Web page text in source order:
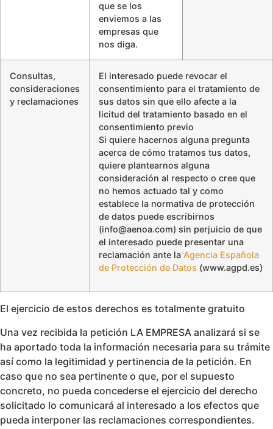
que se los
enviemos a las
empresas que
nos diga.
Consultas,
consideraciones
y reclamaciones
El interesado puede revocar el
consentimiento para el tratamiento de
sus datos sin que ello afecte a la
licitud del tratamiento basado en el
consentimiento previo
Si quiere hacernos alguna pregunta
acerca de cómo tratamos tus datos,
quiere plantearnos alguna
consideración al respecto o cree que
no hemos actuado tal y como
establece la normativa de protección
de datos puede escribirnos
(info@aenoa.com) sin perjuicio de que
el interesado puede presentar una
reclamación ante la Agencia Española
de Protección de Datos (www.agpd.es)
El ejercicio de estos derechos es totalmente gratuito
Una vez recibida la petición LA EMPRESA analizará si se
ha aportado toda la información necesaria para su trámite
así como la legitimidad y pertinencia de la petición. En
caso que no sea pertinente o que, por el supuesto
concreto, no pueda concederse el ejercicio del derecho
solicitado lo comunicará al interesado a los efectos que
pueda interponer las reclamaciones correspondientes.